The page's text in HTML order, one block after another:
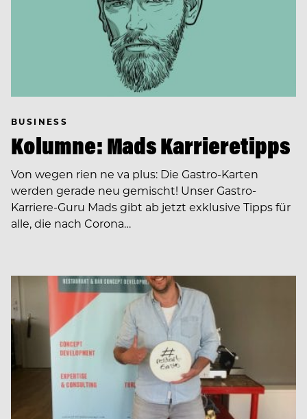
BUSINESS
Kolumne: Mads Karrieretipps
Von wegen rien ne va plus: Die Gastro-Karten
werden gerade neu gemischt! Unser Gastro-
Karriere-Guru Mads gibt ab jetzt exklusive Tipps für
alle, die nach Corona…